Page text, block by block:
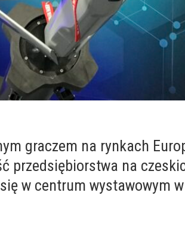
graczem na rynkach
przedsiębiorstwa na
w centrum wystawowym